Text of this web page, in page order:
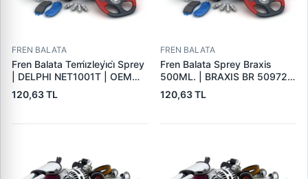
FREN BALATA
Fren Balata Temi̇zleyi̇ci̇ Sprey
| DELPHI NET1001T | OEM
BALATA SPREYI
120,63 TL
FREN BALATA
Fren Balata Sprey Braxis
500ML. | BRAXIS BR 50972 |
OEM BALATA SPREYI
120,63 TL